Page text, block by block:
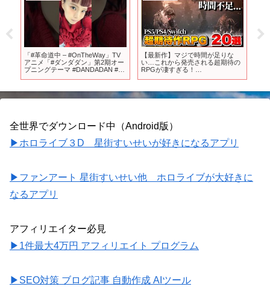
「#革命道中 – #OnTheWay」TV
アニメ「#ダンダダン」第2期オー
プニングテーマ #DANDADAN #ア
【最新作】マジで時間が足りな
い…これから発売される超期待の
RPGが凄すぎる！
全世界でダウンロード中（Android版）
▶ホロライブ３D 星街すいせいが好きになるアプリ
▶ファンアート 星街すいせい他 ホロライブが大好きに
なるアプリ
アフィリエイター必見
▶1件最大4万円 アフィリエイト プログラム
▶SEO対策 ブログ記事 自動作成 AIツール